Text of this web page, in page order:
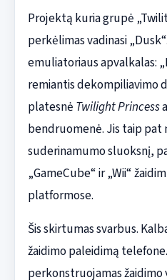
Projektą kuria grupė
perkėlimas vadinasi
emuliatoriaus apvalkalas:
remiantis dekompiliavimo
platesnė Twilight Princess
bendruomenė. Jis taip pat
suderinamumo sluoksnį,
„GameCube“ ir „Wii“
platformose.
Šis skirtumas svarbus.
žaidimo paleidimą
perkonstruojamas žaidimo